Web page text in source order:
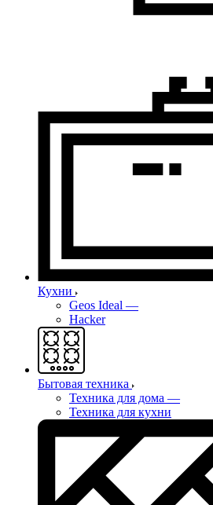
Кухни
Geos Ideal —
Hacker
Бытовая техника
Техника для дома —
Техника для кухни